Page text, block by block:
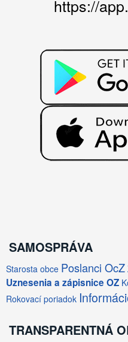
https://
SAMOSPRÁVA
Starosta obce Poslanci OcZ
Uznesenia a zápisnice OZ
Rokovací poriadok
TRANSPARENTNÁ